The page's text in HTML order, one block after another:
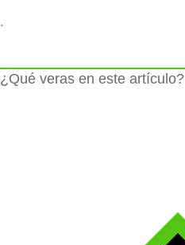
.
¿Qué veras en este artículo?